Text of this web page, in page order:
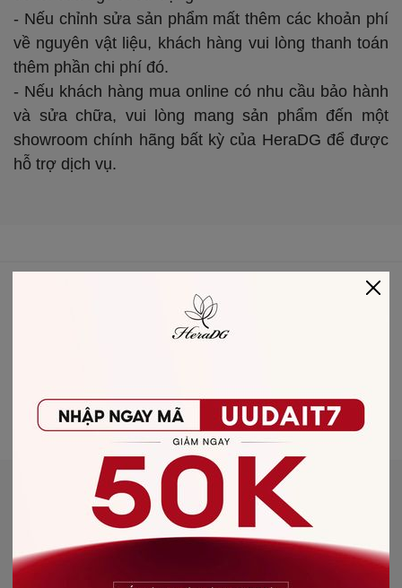
- Nếu chỉnh sửa sản phẩm mất thêm các khoản phí
về nguyên vật liệu, khách hàng vui lòng thanh toán
thêm phần chi phí đó.
- Nếu khách hàng mua online có nhu cầu bảo hành
và sửa chữa, vui lòng mang sản phẩm đến một
showroom chính hãng bất kỳ của HeraDG để được
hỗ trợ dịch vụ.
THAM GIA VỚI CHÚNG TÔI
Youtube Tiktok
HỆ THỐNG SHOWROOM
Tìm showroom gần bạn